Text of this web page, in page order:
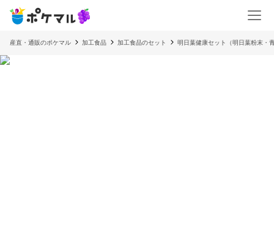
産直・通販のポケマル 加工食品 加工食品のセット 明日葉健康セット（明日葉粉末・